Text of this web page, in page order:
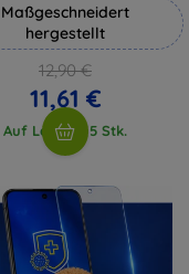
Maßgeschneidert
hergestellt
12,90 €
11,61 €
Auf Lager > 5 Stk.